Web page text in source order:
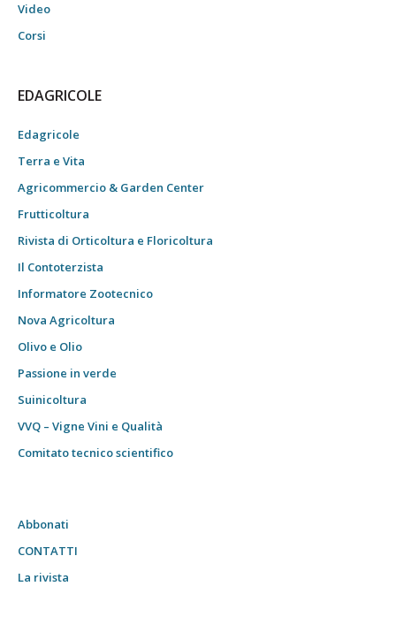
Video
Corsi
EDAGRICOLE
Edagricole
Terra e Vita
Agricommercio & Garden Center
Frutticoltura
Rivista di Orticoltura e Floricoltura
Il Contoterzista
Informatore Zootecnico
Nova Agricoltura
Olivo e Olio
Passione in verde
Suinicoltura
VVQ – Vigne Vini e Qualità
Comitato tecnico scientifico
Abbonati
CONTATTI
La rivista